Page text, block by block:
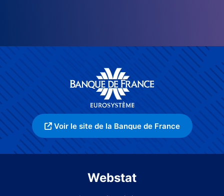
Voir le site de la Banque de France
Webstat